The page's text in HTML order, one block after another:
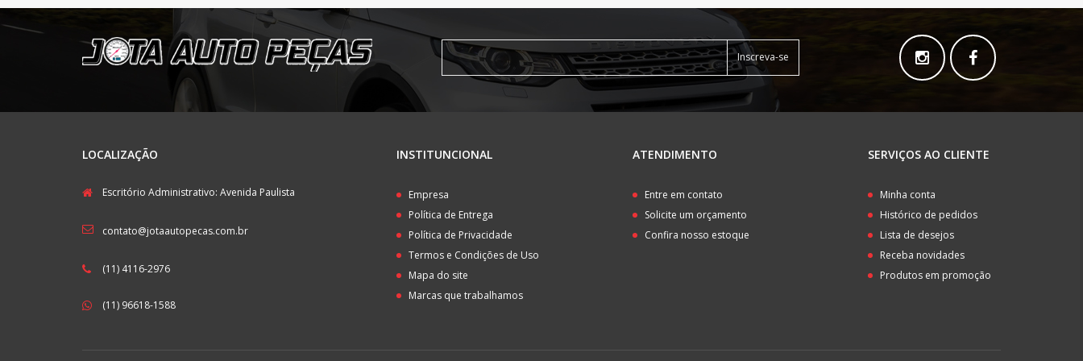
Inscreva-se
LOCALIZAÇÃO
Escritório Administrativo: Avenida Paulista
contato@jotaautopecas.com.br
(11) 4116-2976
(11) 96618-1588
INSTITUNCIONAL
Empresa
Política de Entrega
Política de Privacidade
Termos e Condições de Uso
Mapa do site
Marcas que trabalhamos
ATENDIMENTO
Entre em contato
Solicite um orçamento
Confira nosso estoque
SERVIÇOS AO CLIENTE
Minha conta
Histórico de pedidos
Lista de desejos
Receba novidades
Produtos em promoção